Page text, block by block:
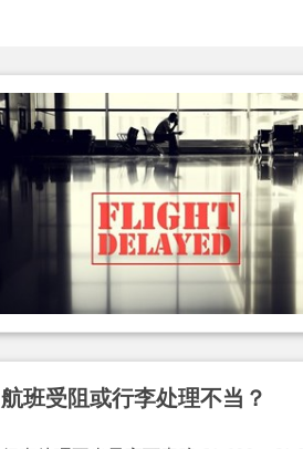
航班受阻或行李处理不当？